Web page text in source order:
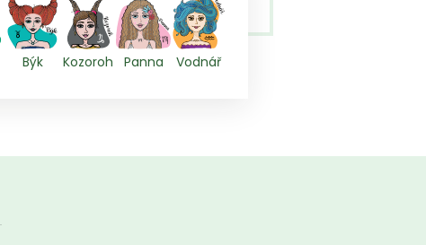
Býk Kozoroh Panna Vodnář